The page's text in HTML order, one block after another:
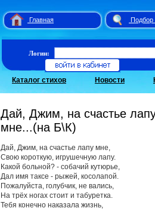
Главная
Логин:
Каталог стихов Новости
Дай, Джим, на счастье
мне...(на Б\К)
Дай, Джим, на счастье лапу мне,
Свою короткую, игрушечную лапу.
Какой больной? - собачий кутюрье,
Дал имя таксе - рыжей, косолапой.
Пожалуйста, голубчик, не вались,
На трёх ногах стоит и табуретка.
Тебя конечно наказала жизнь,